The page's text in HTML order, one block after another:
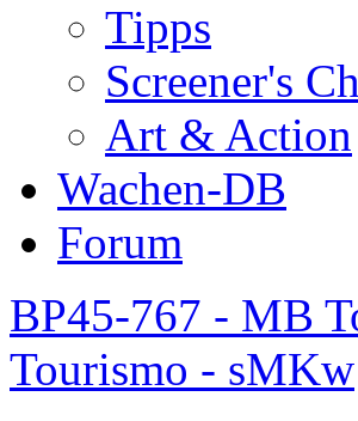
Tipps
Screener's
Art & Action
Wachen-DB
Forum
BP45-767 - MB
Tourismo - sMKw